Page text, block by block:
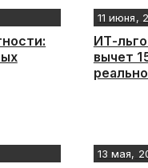
11 июня,
ИТ-
вычет
13 мая,